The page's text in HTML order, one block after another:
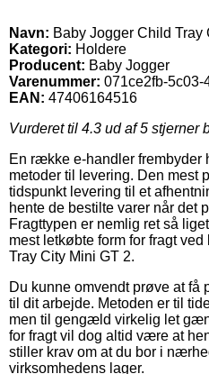
Navn: Baby Jogger Child Tray
Kategori: Holdere
Producent: Baby Jogger
Varenummer: 071ce2fb-5c03-
EAN: 47406164516
Vurderet til 4.3 ud af 5 stjerner
En række e-handler frembyder
metoder til levering. Den
tidspunkt levering til et
hente de bestilte varer når det
Fragttypen er nemlig ret så
mest letkøbte form for fragt
Tray City Mini GT 2.
Du kunne omvendt prøve at få
til dit arbejde. Metoden er til
men til gengæld virkelig let
for fragt vil dog altid være at
stiller krav om at du bor i
virksomhedens lager.